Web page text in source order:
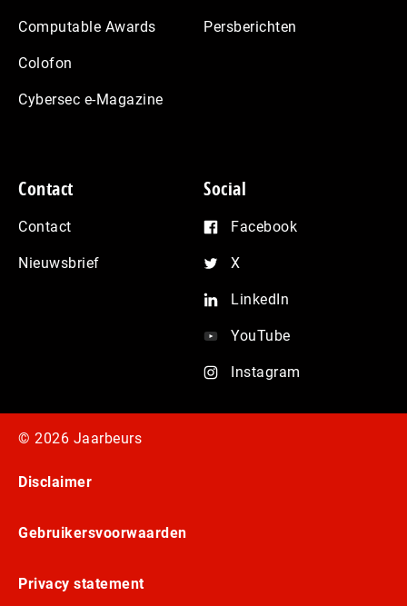
Computable Awards
Colofon
Cybersec e-Magazine
Persberichten
Contact
Contact
Nieuwsbrief
Social
Facebook
X
LinkedIn
YouTube
Instagram
© 2026 Jaarbeurs
Disclaimer
Gebruikersvoorwaarden
Privacy statement